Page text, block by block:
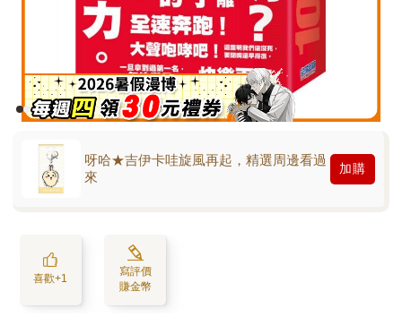
呀哈★吉伊卡哇旋風再起，精選周邊看過
來
加購
喜歡+1
寫評價
賺金幣